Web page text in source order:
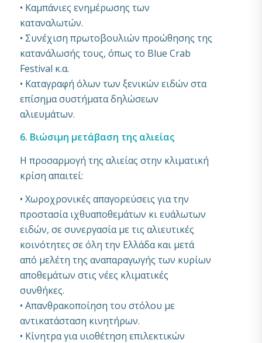
• Καμπάνιες ενημέρωσης των
καταναλωτών.
• Συνέχιση πρωτοβουλιών προώθησης της
κατανάλωσής τους, όπως το Blue Crab
Festival κ.α.
• Καταγραφή όλων των ξενικών ειδών στα
επίσημα συστήματα δηλώσεων
αλιευμάτων.
6. Βιώσιμη μετάβαση της αλιείας
Η προσαρμογή της αλιείας στην κλιματική
κρίση απαιτεί:
• Χωροχρονικές απαγορεύσεις για την
προστασία ιχθυαποθεμάτων κι ευάλωτων
ειδών, σε συνεργασία με τις αλιευτικές
κοινότητες σε όλη την Ελλάδα και μετά
από μελέτη της αναπαραγωγής των κυρίων
αποθεμάτων στις νέες κλιματικές
συνθήκες.
• Απανθρακοποίηση του στόλου με
αντικατάσταση κινητήρων.
• Κίνητρα για υιοθέτηση επιλεκτικών